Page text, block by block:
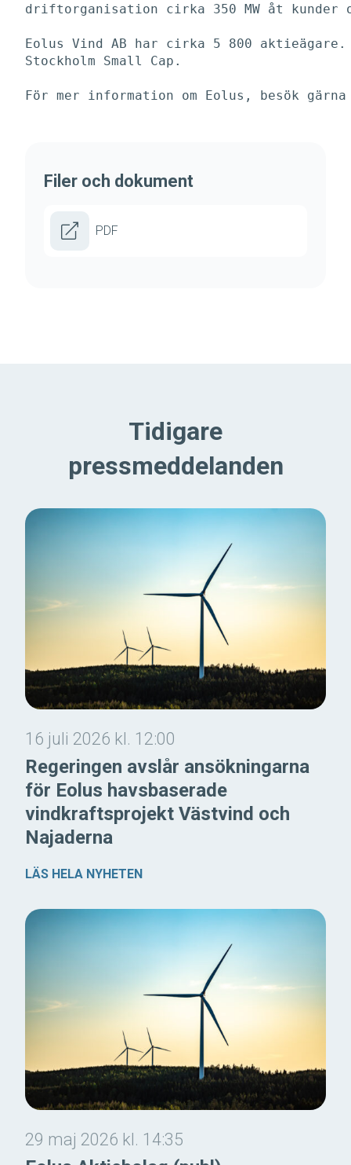
driftorganisation cirka 350 MW åt
Eolus Vind AB har cirka 5 800 aktieägare.
Stockholm Small Cap.
För mer information om Eolus, besök gärna
Filer och dokument
PDF
Tidigare
pressmeddelanden
16 juli 2026 kl. 12:00
Regeringen avslår ansökningarna
för Eolus havsbaserade
vindkraftsprojekt Västvind och
Najaderna
LÄS HELA NYHETEN
29 maj 2026 kl. 14:35